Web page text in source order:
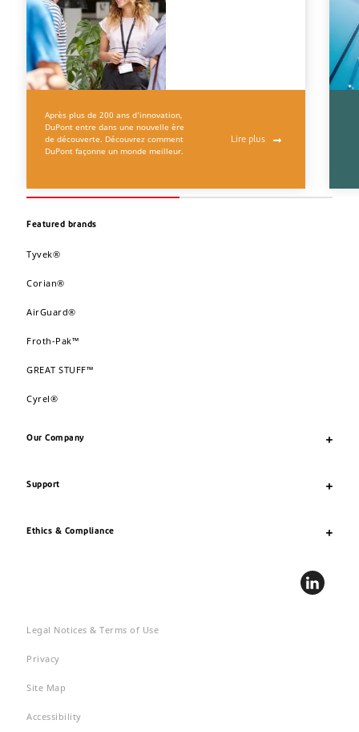
Après plus de 200 ans d'innovation,
DuPont entre dans une nouvelle ère
de découverte. Découvrez comment
DuPont façonne un monde meilleur.
Lire plus
Featured brands
Tyvek®
Corian®
AirGuard®
Froth-Pak™
GREAT STUFF™
Cyrel®
Our Company
Support
Ethics & Compliance
Legal Notices & Terms of Use
Privacy
Site Map
Accessibility